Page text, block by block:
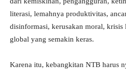
literasi, lemahnya produktivitas,
disinformasi, kerusakan moral, krisis
global yang semakin keras.
Karena itu, kebangkitan NTB harus